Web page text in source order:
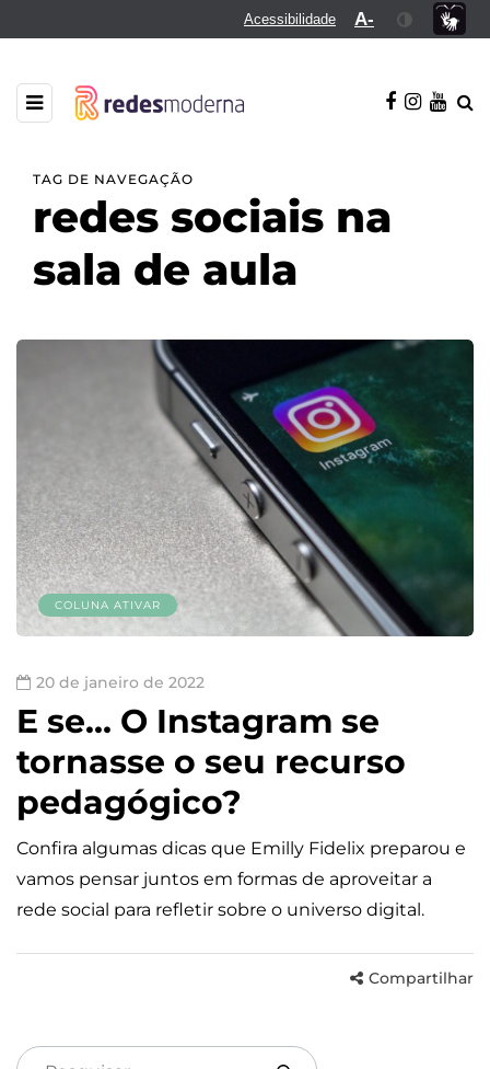
Acessibilidade A-
TAG DE NAVEGAÇÃO
redes sociais na
sala de aula
COLUNA ATIVAR
20 de janeiro de 2022
E se… O Instagram se
tornasse o seu recurso
pedagógico?
Confira algumas dicas que Emilly Fidelix preparou e
vamos pensar juntos em formas de aproveitar a
rede social para refletir sobre o universo digital.
Compartilhar